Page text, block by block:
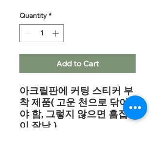
Quantity *
Add to Cart
아크릴판에 커팅 스티커 부
착 제품( 고운 천으로 닦아
야 함, 그렇지 않으면 흠집
이 잘남 )